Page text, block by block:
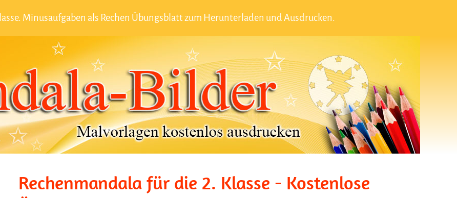
Minusaufgaben als Rechen Übungsblatt zum Herunterladen und Ausdrucken.
Rechenmandala für die 2. Klasse - Kostenlose